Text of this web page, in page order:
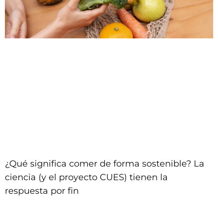
¿Qué significa comer de forma sostenible? La
ciencia (y el proyecto CUES) tienen la
respuesta por fin